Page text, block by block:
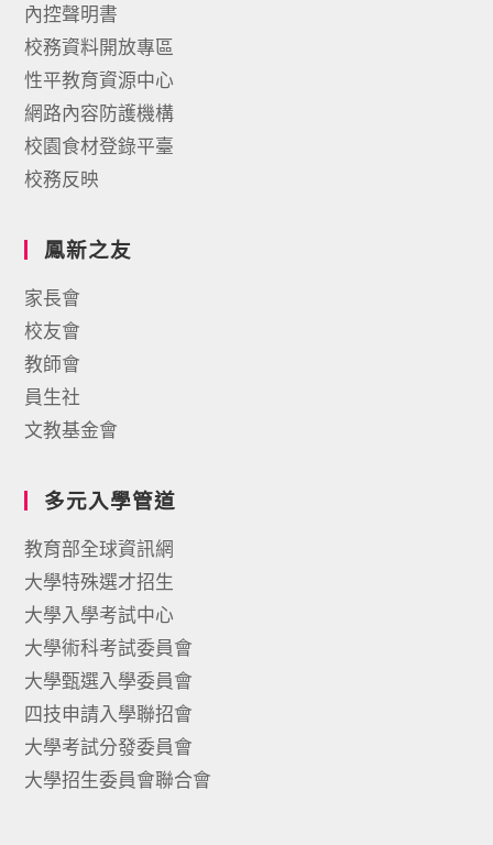
內控聲明書
校務資料開放專區
性平教育資源中心
網路內容防護機構
校園食材登錄平臺
校務反映
鳳新之友
家長會
校友會
教師會
員生社
文教基金會
多元入學管道
教育部全球資訊網
大學特殊選才招生
大學入學考試中心
大學術科考試委員會
大學甄選入學委員會
四技申請入學聯招會
大學考試分發委員會
大學招生委員會聯合會